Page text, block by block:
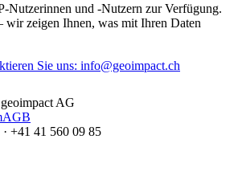
Nutzerinnen und -Nutzern zur Verfügung.
wir zeigen Ihnen, was mit Ihren Daten
Sie uns: info@geoimpact.ch
AG
AGB
+41 41 560 09 85